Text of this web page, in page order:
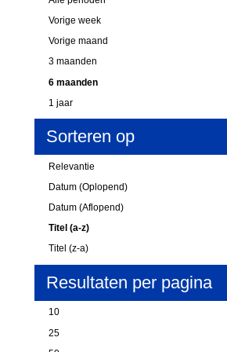
Vorige week
Vorige maand
3 maanden
6 maanden
1 jaar
Sorteren op
Relevantie
Datum (Oplopend)
Datum (Aflopend)
Titel (a-z)
Titel (z-a)
Resultaten per pagina
10
25